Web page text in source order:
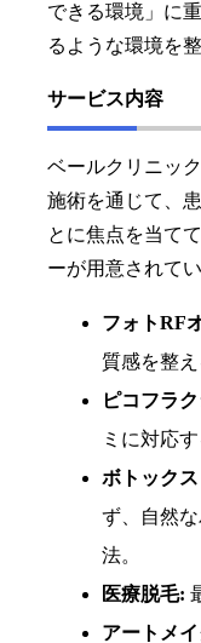
できる環境」に
るような環境を
サービス内容
ベールクリニッ
施術を通じて、
とに焦点を当て
ーが用意されてい
フォトRF
質感を整え
ピコフラ
ミに対応
ボトック
ず、自然
法。
医療脱毛:
アートメ